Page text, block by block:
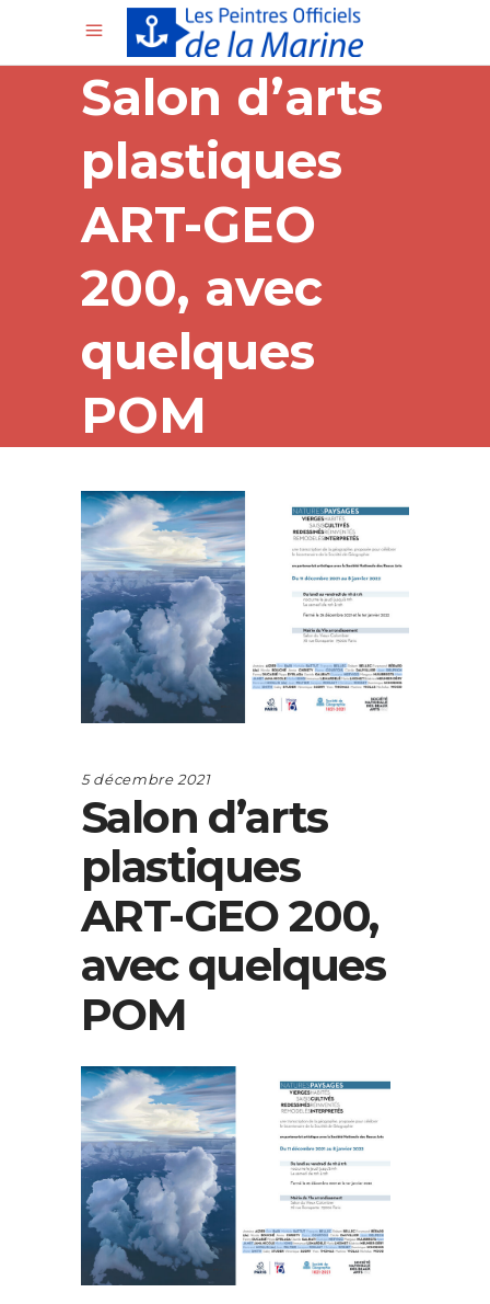
Salon d’arts
plastiques
ART-GEO
200, avec
quelques
POM
5 décembre 2021
Salon d’arts
plastiques
ART-GEO 200,
avec quelques
POM